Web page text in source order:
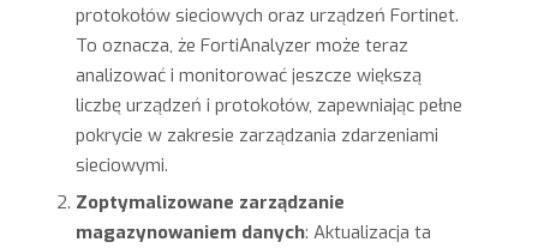
protokołów sieciowych oraz urządzeń Fortinet.
To oznacza, że FortiAnalyzer może teraz
analizować i monitorować jeszcze większą
liczbę urządzeń i protokołów, zapewniając pełne
pokrycie w zakresie zarządzania zdarzeniami
sieciowymi.
Zoptymalizowane zarządzanie
magazynowaniem danych: Aktualizacja ta